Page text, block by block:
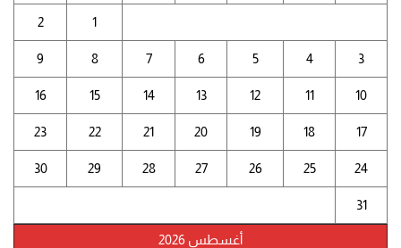
أغسطس 2026
1
2
3
4
5
6
7
8
9
10
11
12
13
14
15
16
17
18
19
20
21
22
23
24
25
26
27
28
29
30
31